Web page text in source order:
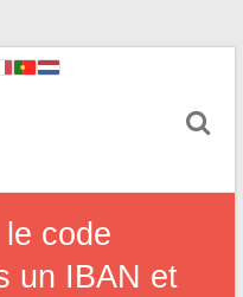
code
un IBAN et